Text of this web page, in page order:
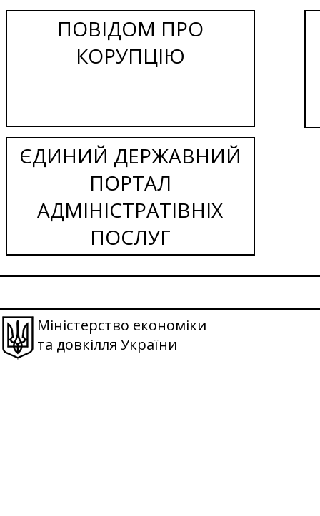
ПОВІДОМ ПРО
КОРУПЦІЮ
ЄДИНИЙ ДЕРЖАВНИЙ
ПОРТАЛ
АДМІНІСТРАТІВНІХ
ПОСЛУГ
Міністерство економіки
та довкілля України